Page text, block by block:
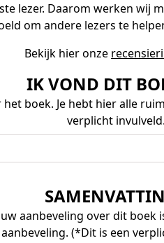
Daarom werken wij
om andere lezers te
Bekijk hier onze
IK VOND DIT
boek. Je hebt hier alle
verplicht
aanbeveling over dit
aanbeveling. (*Dit is een